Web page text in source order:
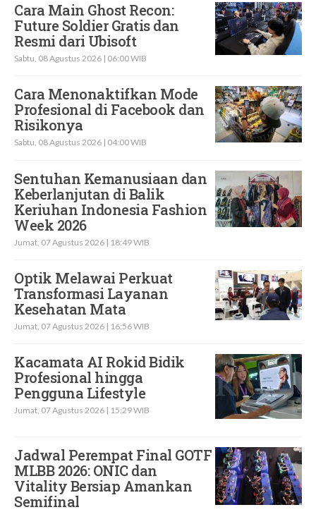
Cara Main Ghost Recon:
Future Soldier Gratis dan
Resmi dari Ubisoft
Sabtu, 08 Agustus 2026 | 06:00 WIB
Cara Menonaktifkan Mode
Profesional di Facebook dan
Risikonya
Sabtu, 08 Agustus 2026 | 04:00 WIB
Sentuhan Kemanusiaan dan
Keberlanjutan di Balik
Keriuhan Indonesia Fashion
Week 2026
Jumat, 07 Agustus 2026 | 18:49 WIB
Optik Melawai Perkuat
Transformasi Layanan
Kesehatan Mata
Jumat, 07 Agustus 2026 | 16:56 WIB
Kacamata AI Rokid Bidik
Profesional hingga
Pengguna Lifestyle
Jumat, 07 Agustus 2026 | 15:29 WIB
Jadwal Perempat Final GOTF
MLBB 2026: ONIC dan
Vitality Bersiap Amankan
Semifinal